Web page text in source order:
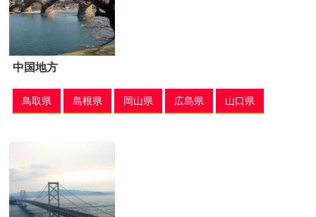
中国地方
鳥取県 島根県 岡山県 広島県 山口県